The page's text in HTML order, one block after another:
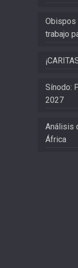
Obispos
trabajo
Sínodo:
2027
Análisis
África